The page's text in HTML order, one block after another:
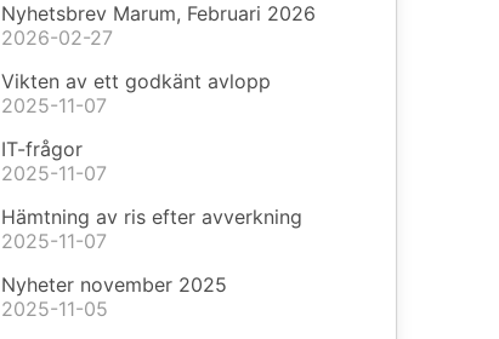
Nyhetsbrev Marum, Februari 2026
2026-02-27
Vikten av ett godkänt avlopp
2025-11-07
IT-frågor
2025-11-07
Hämtning av ris efter avverkning
2025-11-07
Nyheter november 2025
2025-11-05